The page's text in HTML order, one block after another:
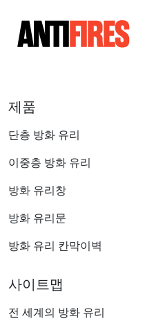
제품
단층 방화 유리
이중층 방화 유리
방화 유리창
방화 유리문
방화 유리 칸막이벽
사이트맵
전 세계의 방화 유리